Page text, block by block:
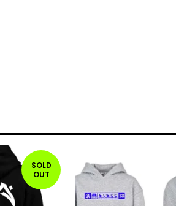
SOLD
OUT